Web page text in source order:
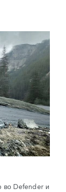
во Defender и